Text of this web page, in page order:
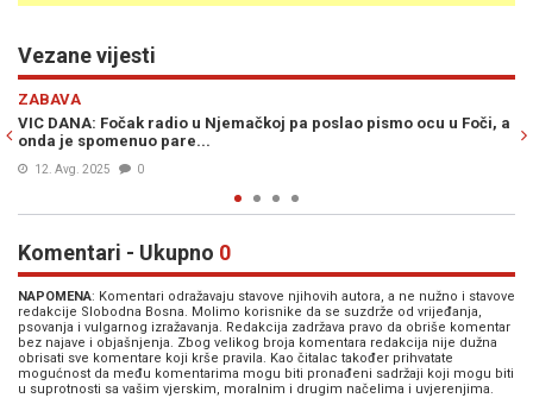
Vezane vijesti
u Njemačkoj pa poslao pismo ocu u Foči, a VIC DANA: Sjede u
Komentari - Ukupno 0
NAPOMENA: Komentari odražavaju stavove njihovih autora, a ne nužno i stavove
redakcije Slobodna Bosna. Molimo korisnike da se suzdrže od vrijeđanja,
psovanja i vulgarnog izražavanja. Redakcija zadržava pravo da obriše komentar
bez najave i objašnjenja. Zbog velikog broja komentara redakcija nije dužna
obrisati sve komentare koji krše pravila. Kao čitalac također prihvatate
mogućnost da među komentarima mogu biti pronađeni sadržaji koji mogu biti
u suprotnosti sa vašim vjerskim, moralnim i drugim načelima i uvjerenjima.